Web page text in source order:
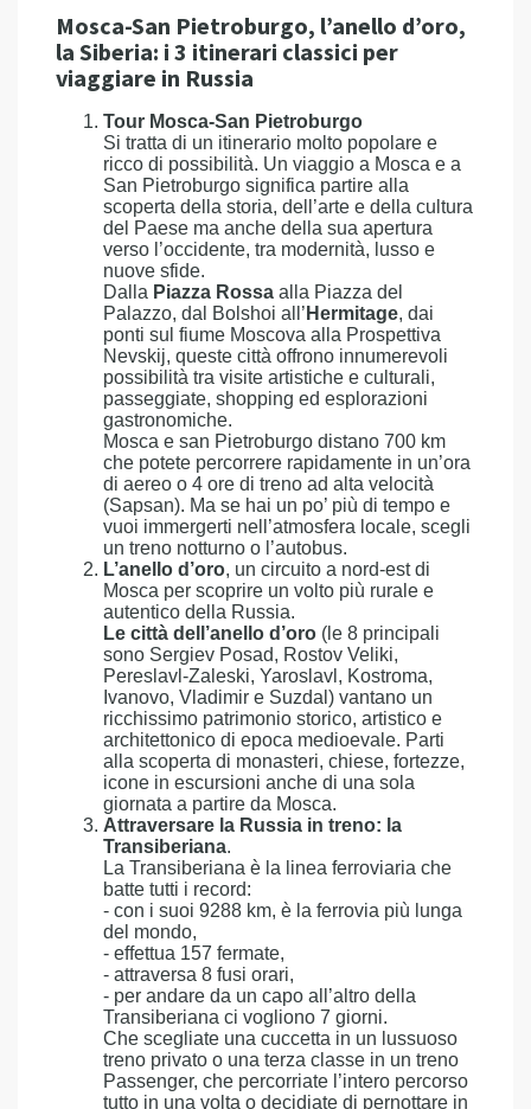
Mosca-San Pietroburgo, l’anello d’oro,
la Siberia: i 3 itinerari classici per
viaggiare in Russia
Tour Mosca-San Pietroburgo
Si tratta di un itinerario molto popolare e
ricco di possibilità. Un viaggio a Mosca e a
San Pietroburgo significa partire alla
scoperta della storia, dell’arte e della cultura
del Paese ma anche della sua apertura
verso l’occidente, tra modernità, lusso e
nuove sfide.
Dalla Piazza Rossa alla Piazza del
Palazzo, dal Bolshoi all’ Hermitage, dai
ponti sul fiume Moscova alla Prospettiva
Nevskij, queste città offrono innumerevoli
possibilità tra visite artistiche e culturali,
passeggiate, shopping ed esplorazioni
gastronomiche.
Mosca e san Pietroburgo distano 700 km
che potete percorrere rapidamente in un’ora
di aereo o 4 ore di treno ad alta velocità
(Sapsan). Ma se hai un po’ più di tempo e
vuoi immergerti nell’atmosfera locale, scegli
un treno notturno o l’autobus.
L’anello d’oro, un circuito a nord-est di
Mosca per scoprire un volto più rurale e
autentico della Russia.
Le città dell’anello d’oro (le 8 principali
sono Sergiev Posad, Rostov Veliki,
Pereslavl-Zaleski, Yaroslavl, Kostroma,
Ivanovo, Vladimir e Suzdal) vantano un
ricchissimo patrimonio storico, artistico e
architettonico di epoca medioevale. Parti
alla scoperta di monasteri, chiese, fortezze,
icone in escursioni anche di una sola
giornata a partire da Mosca.
Attraversare la Russia in treno: la
Transiberiana.
La Transiberiana è la linea ferroviaria che
batte tutti i record:
- con i suoi 9288 km, è la ferrovia più lunga
del mondo,
- effettua 157 fermate,
- attraversa 8 fusi orari,
- per andare da un capo all’altro della
Transiberiana ci vogliono 7 giorni.
Che scegliate una cuccetta in un lussuoso
treno privato o una terza classe in un treno
Passenger, che percorriate l’intero percorso
tutto in una volta o decidiate di pernottare in